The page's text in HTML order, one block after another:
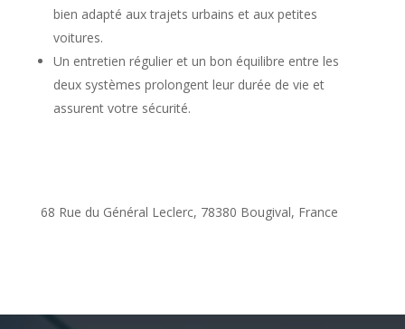
bien adapté aux trajets urbains et aux petites
voitures.
Un entretien régulier et un bon équilibre entre les
deux systèmes prolongent leur durée de vie et
assurent votre sécurité.
68 Rue du Général Leclerc, 78380 Bougival, France